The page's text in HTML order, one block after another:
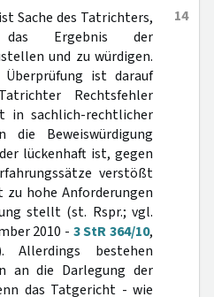
14
Sache des Tatrichters,
Ergebnis der
und zu würdigen.
Überprüfung ist darauf
Rechtsfehler
in sachlich-rechtlicher
Beweiswürdigung
lückenhaft ist, gegen
verstößt
hohe Anforderungen
stellt (st. Rspr.; vgl.
2010 - 3 StR 364/10,
Allerdings bestehen
an die Darlegung der
das Tatgericht - wie